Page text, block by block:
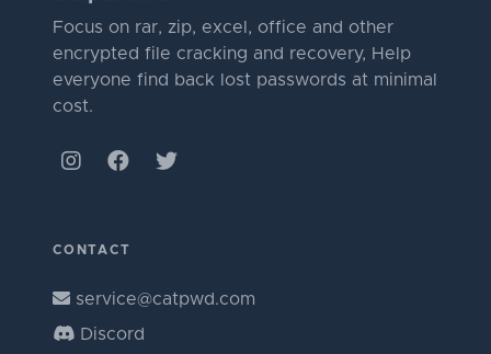
Focus on rar, zip, excel, office and other
encrypted file cracking and recovery, Help
everyone find back lost passwords at minimal
cost.
CONTACT
service@catpwd.com
Discord